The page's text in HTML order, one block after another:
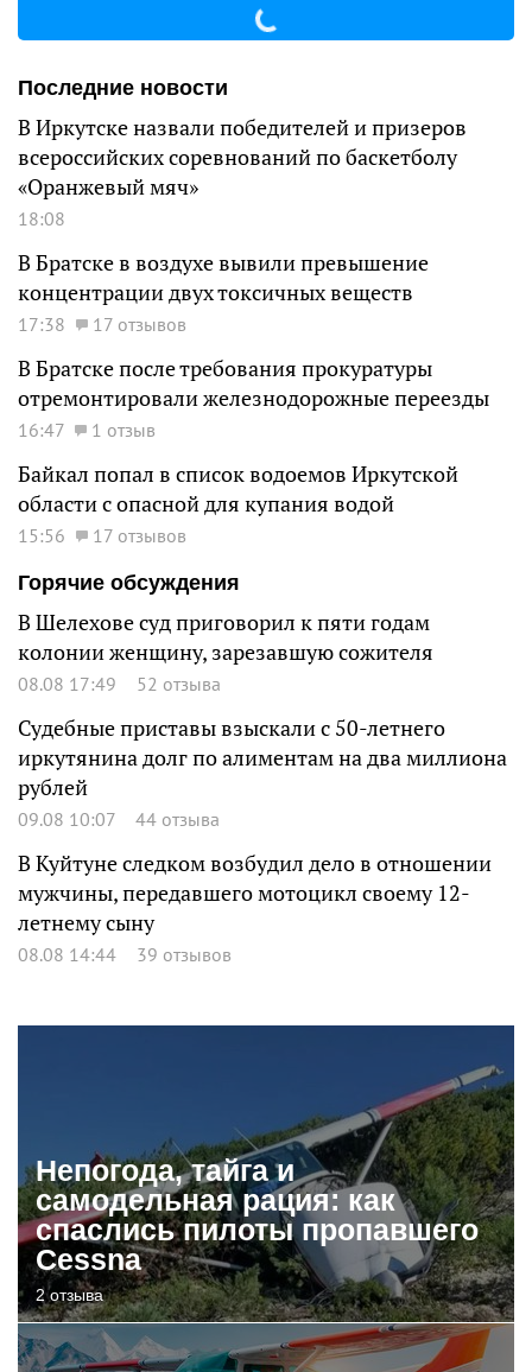
Последние новости
В Иркутске назвали победителей и призеров
всероссийских соревнований по баскетболу
«Оранжевый мяч»
18:08
В Братске в воздухе вывили превышение
концентрации двух токсичных веществ
17:38 17 отзывов
В Братске после требования прокуратуры
отремонтировали железнодорожные переезды
16:47 1 отзыв
Байкал попал в список водоемов Иркутской
области с опасной для купания водой
15:56
17 отзывов
Горячие обсуждения
В Шелехове суд приговорил к пяти годам
колонии женщину, зарезавшую сожителя
08.08 17:49 52 отзыва
Судебные приставы взыскали с 50-летнего
иркутянина долг по алиментам на два миллиона
рублей
09.08 10:07 44 отзыва
В Куйтуне следком возбудил дело в отношении
мужчины, передавшего мотоцикл своему 12-
летнему сыну
08.08 14:44 39 отзывов
Непогода, тайга и
самодельная рация: как
спаслись пилоты пропавшего
Cessna
2 отзыва